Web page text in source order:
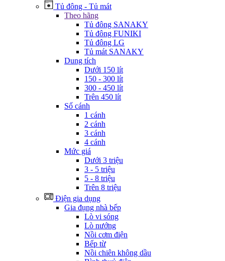
Tủ đông - Tủ mát
Theo hãng
Tủ đông SANAKY
Tủ đông FUNIKI
Tủ đông LG
Tủ mát SANAKY
Dung tích
Dưới 150 lít
150 - 300 lít
300 - 450 lít
Trên 450 lít
Số cánh
1 cánh
2 cánh
3 cánh
4 cánh
Mức giá
Dưới 3 triệu
3 - 5 triệu
5 - 8 triệu
Trên 8 triệu
Điện gia dụng
Gia đụng nhà bếp
Lò vi sóng
Lò nướng
Nồi cơm điện
Bếp từ
Nồi chiên không dầu